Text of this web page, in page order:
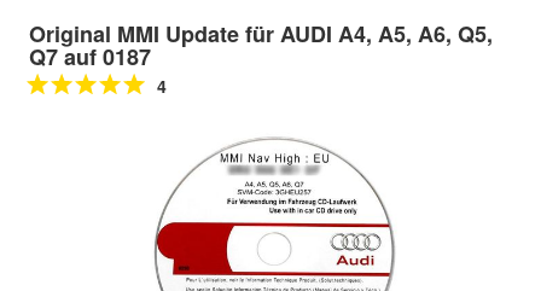
Original MMI Update für AUDI A4, A5, A6, Q5,
Q7 auf 0187
4